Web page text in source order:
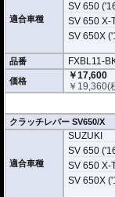
適合車種
SV 650
SV 650 X-
SV 650X
品番 FXBL11-
価格
￥17,600
￥ 19,360(
クラッチレバー SV650/X
適合車種
SUZUKI
SV 650
SV 650 X-
SV 650X